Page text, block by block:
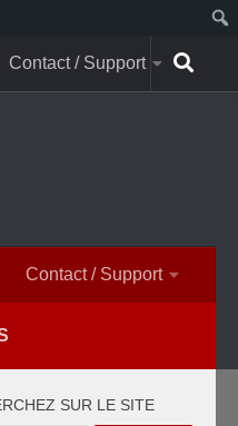
Contact / Support
Contact / Support
SUR LE SITE